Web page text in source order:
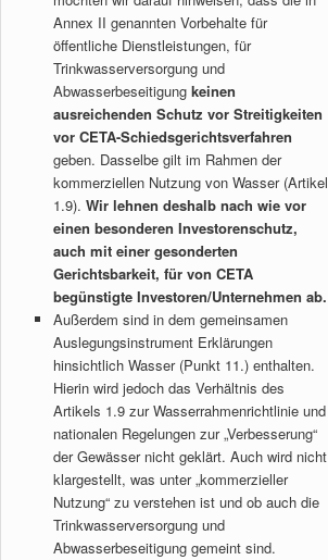
Annex II genannten Vorbehalte für
öffentliche Dienstleistungen, für
Trinkwasserversorgung und
Abwasserbeseitigung keinen
ausreichenden Schutz vor Streitigkeiten
vor CETA-Schiedsgerichtsverfahren
geben. Dasselbe gilt im Rahmen der
kommerziellen Nutzung von Wasser (Artikel
1.9). Wir lehnen deshalb nach wie vor
einen besonderen Investorenschutz,
auch mit einer gesonderten
Gerichtsbarkeit, für von CETA
begünstigte Investoren/Unternehmen ab.
Außerdem sind in dem gemeinsamen
Auslegungsinstrument Erklärungen
hinsichtlich Wasser (Punkt 11.) enthalten.
Hierin wird jedoch das Verhältnis des
Artikels 1.9 zur Wasserrahmenrichtlinie und
nationalen Regelungen zur „Verbesserung“
der Gewässer nicht geklärt. Auch wird nicht
klargestellt, was unter „kommerzieller
Nutzung“ zu verstehen ist und ob auch die
Trinkwasserversorgung und
Abwasserbeseitigung gemeint sind.